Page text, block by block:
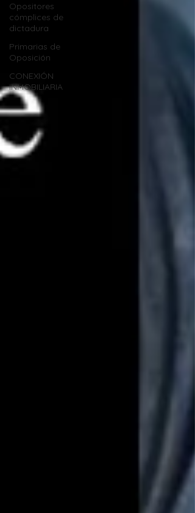
Opositores
cómplices de
dictadura
Primarias de
Oposición
CONEXIÓN
INMOBILIARIA